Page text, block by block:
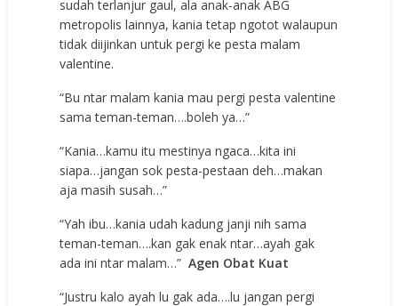
sudah terlanjur gaul, ala anak-anak ABG
metropolis lainnya, kania tetap ngotot walaupun
tidak diijinkan untuk pergi ke pesta malam
valentine.
“Bu ntar malam kania mau pergi pesta valentine
sama teman-teman….boleh ya…”
“Kania…kamu itu mestinya ngaca…kita ini
siapa…jangan sok pesta-pestaan deh…makan
aja masih susah…”
“Yah ibu…kania udah kadung janji nih sama
teman-teman….kan gak enak ntar…ayah gak
ada ini ntar malam…”Agen Obat Kuat
“Justru kalo ayah lu gak ada….lu jangan pergi